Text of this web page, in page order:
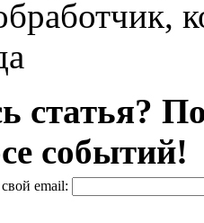
статья?
событий!
email: